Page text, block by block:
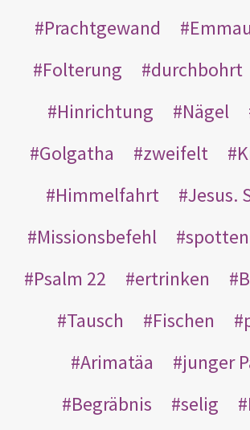
Prachtgewand
Folterung
durchbohrt
Hinrichtung
Nägel
Golgatha
zweifelt
Himmelfahrt
Jesus.
Missionsbefehl
spotten
Psalm 22
ertrinken
Tausch
Fischen
Arimatäa
junger
Begräbnis
selig